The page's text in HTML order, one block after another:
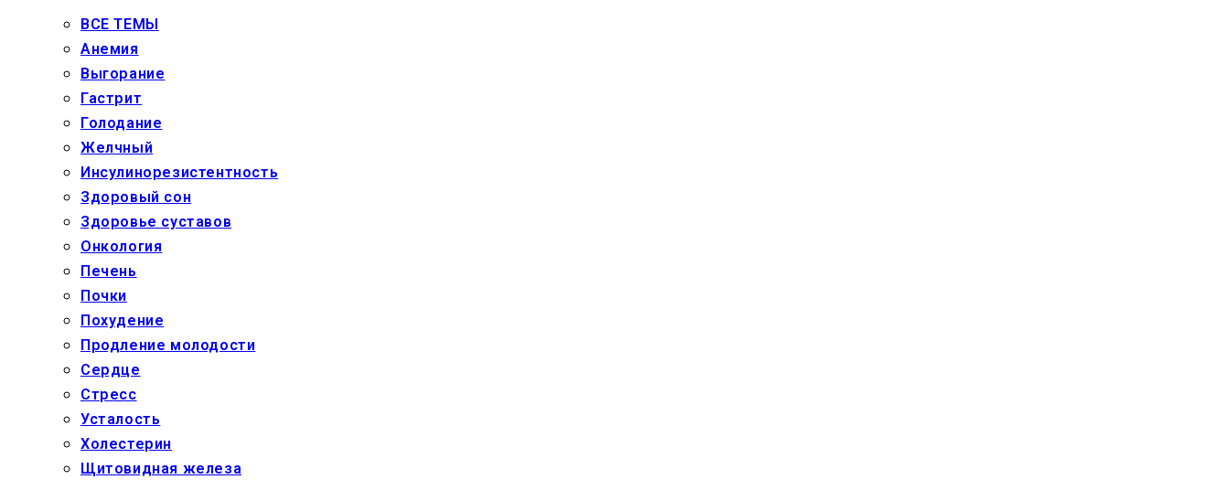
ВСЕ ТЕМЫ
Анемия
Выгорание
Гастрит
Голодание
Желчный
Инсулинорезистентность
Здоровый сон
Здоровье суставов
Онкология
Печень
Почки
Похудение
Продление молодости
Сердце
Стресс
Усталость
Холестерин
Щитовидная железа